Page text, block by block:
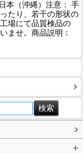
本（沖縄）注意： 手
たり、若干の形状の
場にて品質検品の
ませ。商品説明：